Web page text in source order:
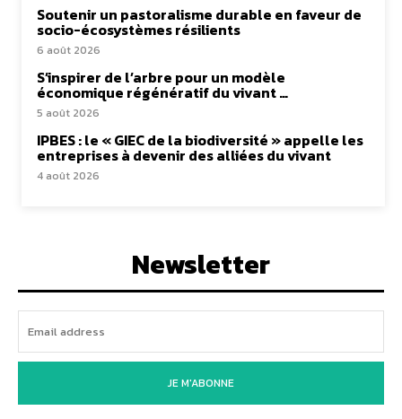
Soutenir un pastoralisme durable en faveur de
socio-écosystèmes résilients
6 août 2026
S’inspirer de l’arbre pour un modèle
économique régénératif du vivant …
5 août 2026
IPBES : le « GIEC de la biodiversité » appelle les
entreprises à devenir des alliées du vivant
4 août 2026
Newsletter
JE M'ABONNE